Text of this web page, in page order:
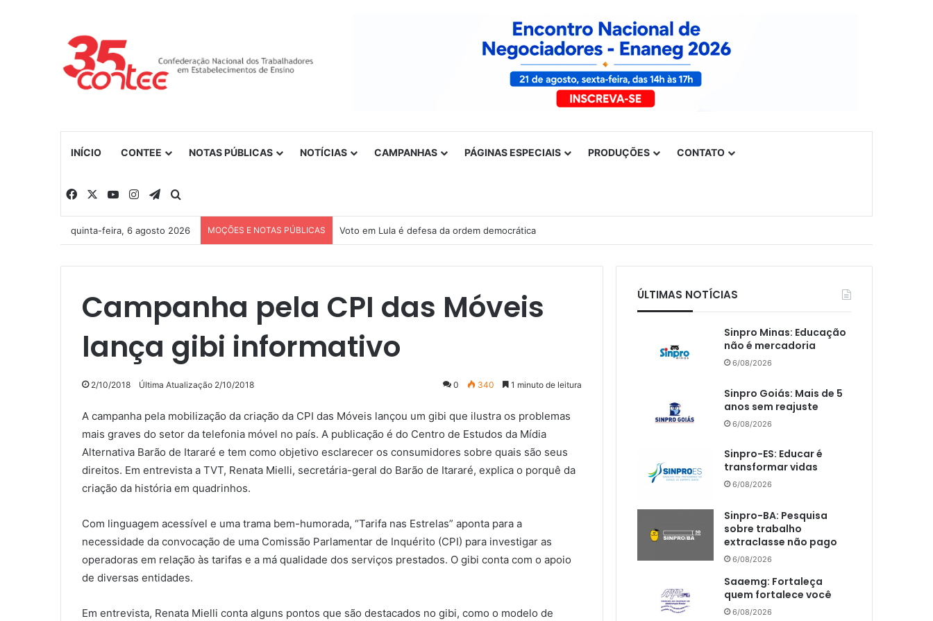
INÍCIO CONTEE NOTAS PÚBLICAS NOTÍCIAS CAMPANHAS PÁGINAS ESPECIAIS PRODUÇÕES CONTATO
Facebook YouTubeInstagramTelegram
quinta-feira, 6 agosto 2026 MOÇÕES E NOTAS PÚBLICAS Voto em Lula é defesa da ordem democrática
Campanha pela CPI das Móveis
lança gibi informativo
2/10/2018 Última Atualização 2/10/2018 0 340 1 minuto de leitura
A campanha pela mobilização da criação da CPI das Móveis lançou um gibi que ilustra os problemas
mais graves do setor da telefonia móvel no país. A publicação é do Centro de Estudos da Mídia
Alternativa Barão de Itararé e tem como objetivo esclarecer os consumidores sobre quais são seus
direitos. Em entrevista a TVT, Renata Mielli, secretária-geral do Barão de Itararé, explica o porquê da
criação da história em quadrinhos.
Com linguagem acessível e uma trama bem-humorada, “Tarifa nas Estrelas” aponta para a
necessidade da convocação de uma Comissão Parlamentar de Inquérito (CPI) para investigar as
operadoras em relação às tarifas e a má qualidade dos serviços prestados. O gibi conta com o apoio
de diversas entidades.
Em entrevista, Renata Mielli conta alguns pontos que são destacados no gibi, como o modelo de
ÚLTIMAS NOTÍCIAS
Sinpro Minas: Educação
não é mercadoria
6/08/2026
Sinpro Goiás: Mais de 5
anos sem reajuste
6/08/2026
Sinpro-ES: Educar é
transformar vidas
6/08/2026
Sinpro-BA: Pesquisa
sobre trabalho
extraclasse não pago
6/08/2026
Saaemg: Fortaleça
quem fortalece você
6/08/2026